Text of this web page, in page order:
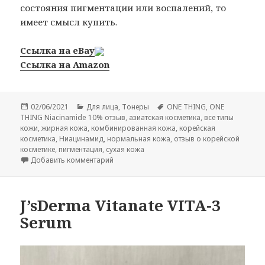
состояния пигментации или воспалений, то
имеет смысл купить.
Ссылка на eBay
Ссылка на Amazon
Опубликовано
02/06/2021 Рубрики
Для лица, Тонеры Метки
ONE THING, ONE
THING Niacinamide 10% отзыв, азиатская косметика, все типы
кожи,жирная кожа, комбинированная кожа, корейская
косметика, Ниацинамид, нормальная кожа, отзыв о корейской
косметике, пигментация, сухая кожа
Добавить комментарий
J’sDerma Vitanate VITA-3
Serum